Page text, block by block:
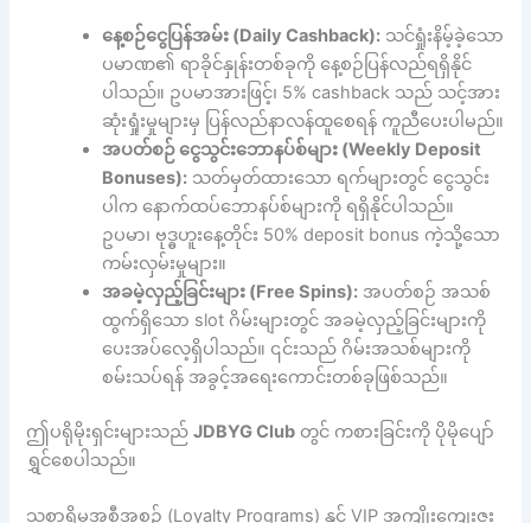
နေ့စဉ်ငွေပြန်အမ်း (Daily Cashback): သင်ရှုံးနိမ့်ခဲ့သော
ပမာဏ၏ ရာခိုင်နှုန်းတစ်ခုကို နေ့စဉ်ပြန်လည်ရရှိနိုင်
ပါသည်။ ဥပမာအားဖြင့်၊ 5% cashback သည် သင့်အား
ဆုံးရှုံးမှုများမှ ပြန်လည်နာလန်ထူစေရန် ကူညီပေးပါမည်။
အပတ်စဉ် ငွေသွင်းဘောနပ်စ်များ (Weekly Deposit
Bonuses): သတ်မှတ်ထားသော ရက်များတွင် ငွေသွင်း
ပါက နောက်ထပ်ဘောနပ်စ်များကို ရရှိနိုင်ပါသည်။
ဥပမာ၊ ဗုဒ္ဓဟူးနေ့တိုင်း 50% deposit bonus ကဲ့သို့သော
ကမ်းလှမ်းမှုများ။
အခမဲ့လှည့်ခြင်းများ (Free Spins): အပတ်စဉ် အသစ်
ထွက်ရှိသော slot ဂိမ်းများတွင် အခမဲ့လှည့်ခြင်းများကို
ပေးအပ်လေ့ရှိပါသည်။ ၎င်းသည် ဂိမ်းအသစ်များကို
စမ်းသပ်ရန် အခွင့်အရေးကောင်းတစ်ခုဖြစ်သည်။
ဤပရိုမိုးရှင်းများသည်JDBYG Club တွင် ကစားခြင်းကို ပိုမိုပျော်
ရွှင်စေပါသည်။
သစ္စာရှိမှုအစီအစဉ် (Loyalty Programs) နှင့် VIP အကျိုးကျေးဇူး